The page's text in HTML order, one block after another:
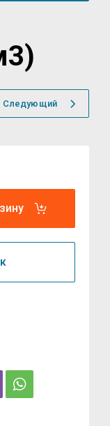
Следующий